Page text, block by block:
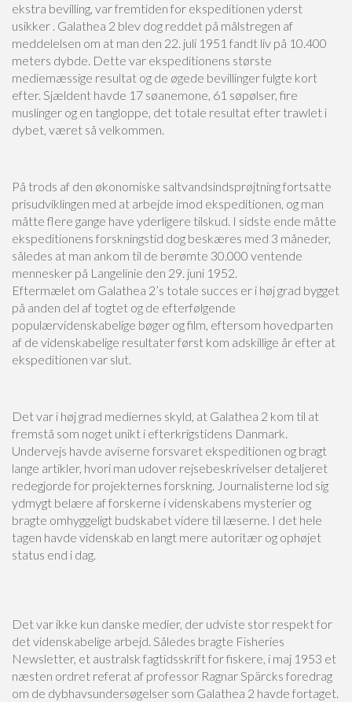
ekstra bevilling, var fremtiden for ekspeditionen yderst
usikker . Galathea 2 blev dog reddet på målstregen af
meddelelsen om at man den 22. juli 1951 fandt liv på 10.400
meters dybde. Dette var ekspeditionens største
mediemæssige resultat og de øgede bevillinger fulgte kort
efter. Sjældent havde 17 søanemone, 61 søpølser, fire
muslinger og en tangloppe, det totale resultat efter trawlet i
dybet, været så velkommen.
På trods af den økonomiske saltvandsindsprøjtning fortsatte
prisudviklingen med at arbejde imod ekspeditionen, og man
måtte flere gange have yderligere tilskud. I sidste ende måtte
ekspeditionens forskningstid dog beskæres med 3 måneder,
således at man ankom til de berømte 30.000 ventende
mennesker på Langelinie den 29. juni 1952.
Eftermælet om Galathea 2’s totale succes er i høj grad bygget
på anden del af togtet og de efterfølgende
populærvidenskabelige bøger og film, eftersom hovedparten
af de videnskabelige resultater først kom adskillige år efter at
ekspeditionen var slut.
Det var i høj grad mediernes skyld, at Galathea 2 kom til at
fremstå som noget unikt i efterkrigstidens Danmark.
Undervejs havde aviserne forsvaret ekspeditionen og bragt
lange artikler, hvori man udover rejsebeskrivelser detaljeret
redegjorde for projekternes forskning. Journalisterne lod sig
ydmygt belære af forskerne i videnskabens mysterier og
bragte omhyggeligt budskabet videre til læserne. I det hele
tagen havde videnskab en langt mere autoritær og ophøjet
status end i dag.
Det var ikke kun danske medier, der udviste stor respekt for
det videnskabelige arbejd. Således bragte Fisheries
Newsletter, et australsk fagtidsskrift for fiskere, i maj 1953 et
næsten ordret referat af professor Ragnar Spärcks foredrag
om de dybhavsundersøgelser som Galathea 2 havde fortaget.